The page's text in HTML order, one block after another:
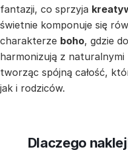
fantazji, co sprzyja
świetnie komponuje się
charakterze boho, gdzie
harmonizują z naturalnymi
tworząc spójną całość,
jak i rodziców.
Dlaczego